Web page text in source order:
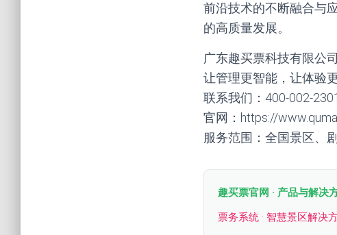
前沿技术的不断融合与
的高质量发展。
广东趣买票科技有限公
让管理更智能，让体验
联系我们：400-002-
官网：https://
服务范围：全国景区、
趣买票官网 · 产品与解决
票务系统 · 智慧景区解决